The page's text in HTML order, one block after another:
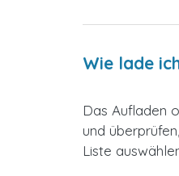
Wie lade
Das Aufladen
und
Liste